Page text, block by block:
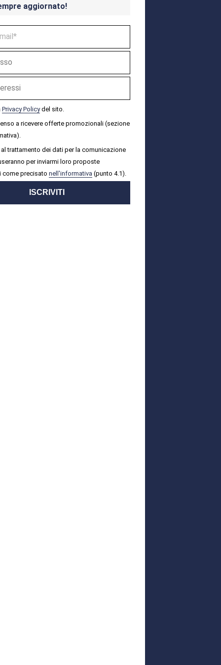
aggiornato!
Privacy Policydel sito.
a ricevere offerte promozionali (sezione
trattamento dei dati per la comunicazione
per inviarmi loro proposte
come precisato nell'informativa (punto 4.1).
ISCRIVITI